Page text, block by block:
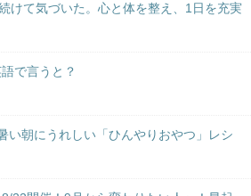
けて気づいた。心と体を整え、1日を充実
で言うと？
い朝にうれしい「ひんやりおやつ」レシ